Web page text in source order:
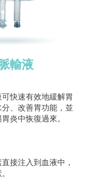
輸液
快速有效地緩解胃
、改善胃功能，並
炎中恢復過來。
接注入到血液中，